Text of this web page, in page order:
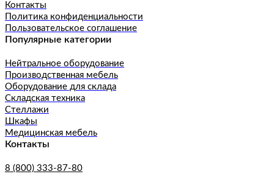
Контакты
Политика конфиденциальности
Пользовательское соглашение
Популярные категории
Нейтральное оборудование
Производственная мебель
Оборудование для склада
Складская техника
Стеллажи
Шкафы
Медицинская мебель
Контакты
8 (800) 333-87-80